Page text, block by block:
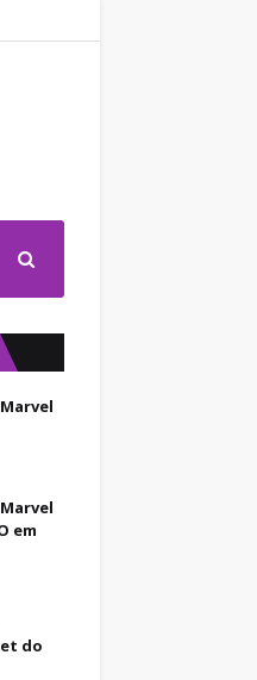
em
do